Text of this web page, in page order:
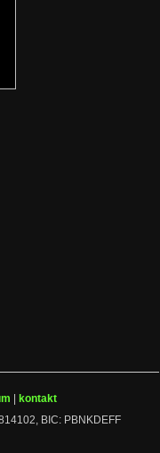
kontakt
BIC: PBNKDEFF